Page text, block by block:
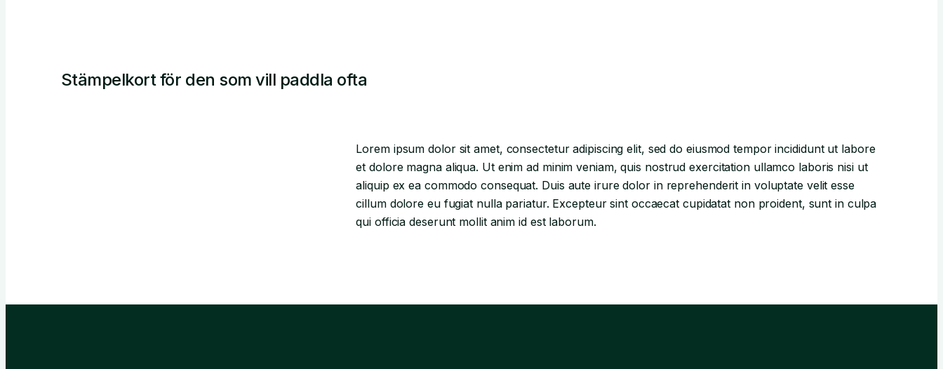
Stämpelkort för den som vill paddla ofta
Lorem ipsum dolor sit amet, consectetur adipiscing elit, sed do eiusmod tempor incididunt ut labore
et dolore magna aliqua. Ut enim ad minim veniam, quis nostrud exercitation ullamco laboris nisi ut
aliquip ex ea commodo consequat. Duis aute irure dolor in reprehenderit in voluptate velit esse
cillum dolore eu fugiat nulla pariatur. Excepteur sint occaecat cupidatat non proident, sunt in culpa
qui officia deserunt mollit anim id est laborum.